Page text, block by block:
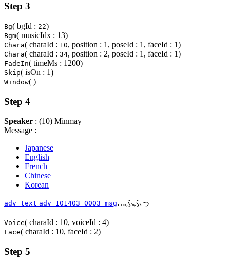
Step 3
Bg( bgId : 22)
Bgm( musicIdx : 13)
Chara( charaId : 10, position : 1, poseId : 1, faceId : 1)
Chara( charaId : 34, position : 2, poseId : 1, faceId : 1)
FadeIn( timeMs : 1200)
Skip( isOn : 1)
Window( )
Step 4
Speaker : (10) Minmay
Message :
Japanese
English
French
Chinese
Korean
adv_text adv_101403_0003_msg…ふふっ
Voice( charaId : 10, voiceId : 4)
Face( charaId : 10, faceId : 2)
Step 5